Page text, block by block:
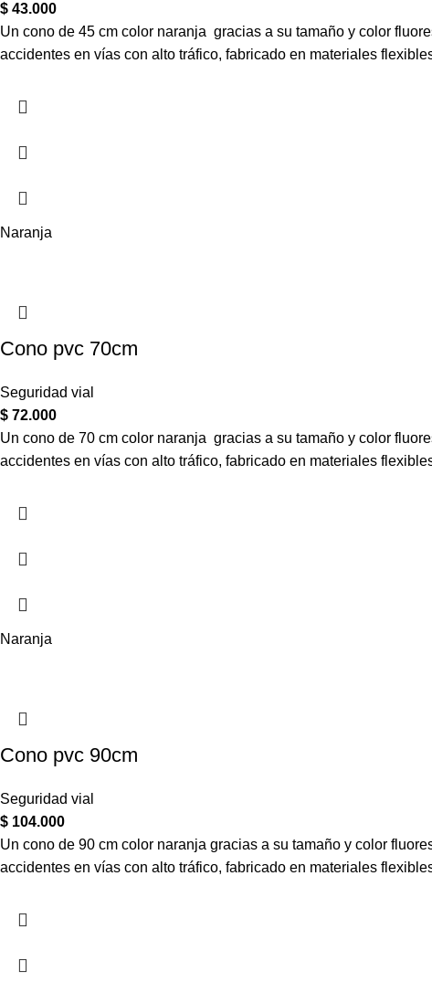
$ 43.000
Un cono de 45 cm color naranja gracias a su tamaño y color
accidentes en vías con alto tráfico, fabricado en materiales
Naranja
Cono pvc 70cm
Seguridad vial
$ 72.000
Un cono de 70 cm color naranja gracias a su tamaño y color
accidentes en vías con alto tráfico, fabricado en materiales
Naranja
Cono pvc 90cm
Seguridad vial
$ 104.000
Un cono de 90 cm color naranja gracias a su tamaño y color
accidentes en vías con alto tráfico, fabricado en materiales